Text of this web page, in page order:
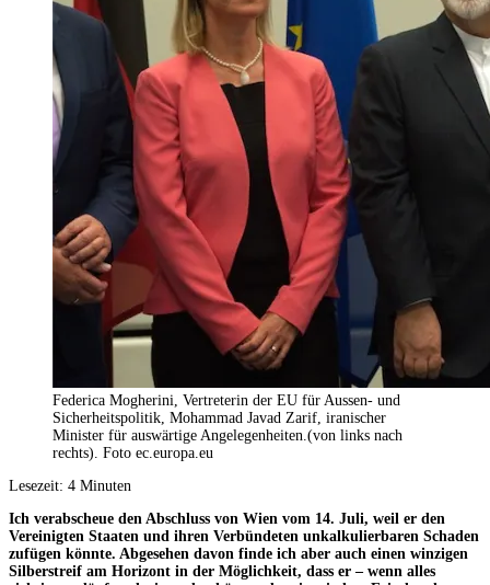
Federica Mogherini, Vertreterin der EU für Aussen- und
Sicherheitspolitik, Mohammad Javad Zarif, iranischer
Minister für auswärtige Angelegenheiten.(von links nach
rechts). Foto ec.europa.eu
Lesezeit: 4 Minuten
Ich verabscheue den Abschluss von Wien vom 14. Juli, weil er den
Vereinigten Staaten und ihren Verbündeten unkalkulierbaren Schaden
zufügen könnte. Abgesehen davon finde ich aber auch einen winzigen
Silberstreif am Horizont in der Möglichkeit, dass er – wenn alles